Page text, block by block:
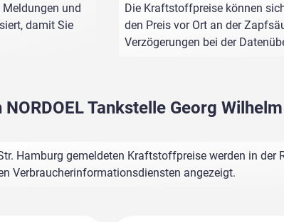
und
damit Sie
Die Kraftstoffpreise können
den Preis vor Ort an der
Verzögerungen bei der
Tankstelle Georg
Hamburg gemeldeten Kraftstoffpreise werden in der
Verbraucherinformationsdiensten angezeigt.